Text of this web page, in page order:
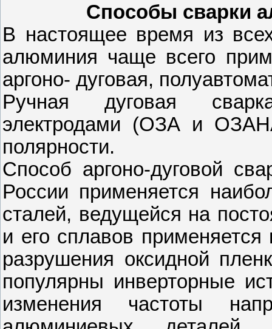
Способы сварки
В настоящее время из
алюминия чаще всего
аргоно- дуговая,
Ручная дуговая
электродами (ОЗА и
полярности.
Способ аргоно-дуговой
России применяется
сталей, ведущейся на
и его сплавов
разрушения оксидной
популярны инверторные
изменения частоты